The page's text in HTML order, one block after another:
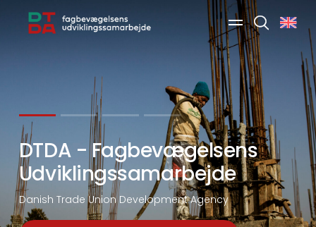
Søg
Fagbevægelsen i verden
Læs om vores resultater i Afrika, Asien,